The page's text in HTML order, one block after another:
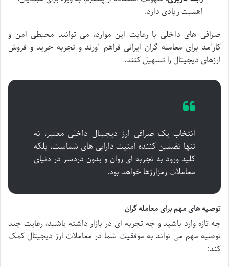
اهمیت زیادی دارد.
صرافی های داخلی با رعایت این موارد، می توانند محیطی امن و
کارآمد برای معامله گران ایرانی فراهم آورند و تجربه خرید و فروش
ارزهای دیجیتال را تسهیل کنند.
انتخاب یک صرافی ارز دیجیتال داخلی معتبر، نه
تنها تضمین کننده امنیت دارایی های شماست، بلکه
کلید ورود به تجربه ای روان و بدون دردسر در دنیای
معاملات رمزارزها خواهد بود.
توصیه های مهم برای معامله گران
چه تازه وارد باشید و چه تجربه ای در بازار داشته باشید، رعایت چند
توصیه مهم می تواند به موفقیت شما در معاملات ارز دیجیتال کمک
کند: